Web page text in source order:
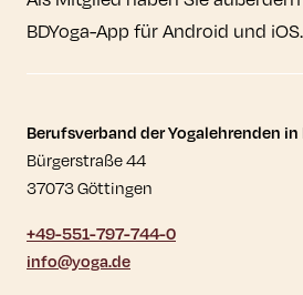
BDYoga-App für Android und iOS.
Kontaktdaten und
Berufsverband der Yogalehrenden
Bürgerstraße 44
37073 Göttingen
+49-551-797-744-0
info@yoga.de